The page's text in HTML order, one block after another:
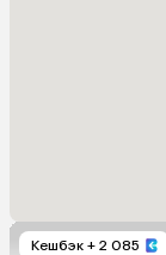
Кешбэк + 2 085